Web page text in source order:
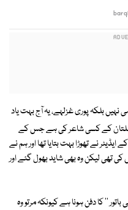
بلکہ پوری غزلہے، یہ آج بہت یاد
ملتان کے کسی شاعر کی ہے جس کے
نے تھوڑا بہت بتایا تھا اور ہم نے
تھی لیکن وہ بھی شاید بھول گئے اور
'' کا دفن ہونا ہے کیونکہ مرتو وہ